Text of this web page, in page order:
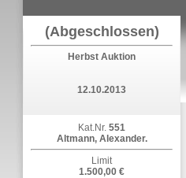
(Abgeschlossen)
Herbst Auktion
12.10.2013
Kat.Nr. 551
Altmann, Alexander.
Limit
1.500,00 €